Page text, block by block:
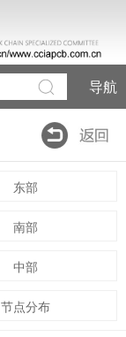
导航
东部
南部
中部
节点分布